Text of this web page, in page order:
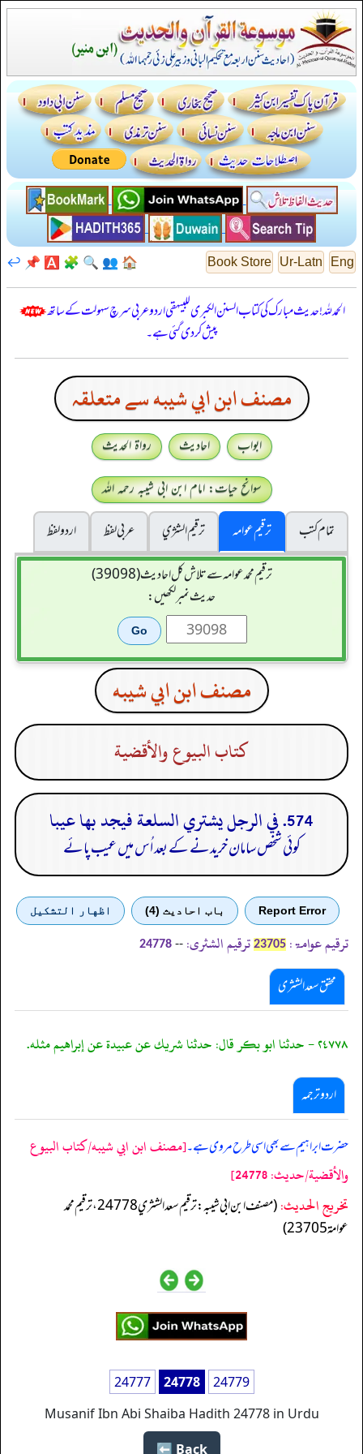
Eng
Ur-Latn
Book Store
🏠
👥
🔍
🧩
🅰️
📌
↩️
الحمدللہ! حدیث مبارک کی کتاب السنن الكبرى للبيهقي اردو عربی سرچ سہولت کے ساتھ
پیش کر دی گئی ہے۔
مصنف ابن ابي شيبه سے متعلقہ
ابواب احادیث
رواۃ الحدیث
سوانح حیات: امام ابن ابی شیبہ رحمہ اللہ
تمام کتب
ترقیم عوامہ ترقيم الشژي عربی لفظ
اردو لفظ
ترقیم محمدعوامہ سے تلاش کل احادیث (39098)
حدیث نمبر لکھیں:
مصنف ابن ابي شيبه
كتاب البيوع والأقضية
574. في الرجل يشتري السلعة فيجد بها عيبا
کوئی شخص سامان خریدنے کے بعد اُس میں عیب پائے
Report Error باب احادیث (4) اظهار التشكيل
ترقیم عوامۃ: 23705 ترقیم الشثری: --
24778
محقق سعد الشثری
٢٤٧٧٨ - حدثنا ابو بكر قال: حدثنا شريك عن عبيدة عن إبراهيم مثله.
اردو ترجمہ
حضرت ابراہیم سے بھی اسی طرح مروی ہے۔[مصنف ابن ابي شيبه/كتاب البيوع
والأقضية/حدیث: 24778]
تخریج الحدیث:
(مصنف ابن ابي شيبه: ترقيم سعد الشثري 24778، ترقيم محمد
عوامة 23705)
24777 24778
24779
Musanif Ibn Abi Shaiba Hadith 24778 in Urdu
Back ⬅️